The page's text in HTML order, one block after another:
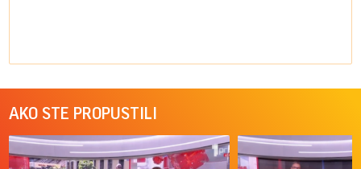
AKO STE PROPUSTILI